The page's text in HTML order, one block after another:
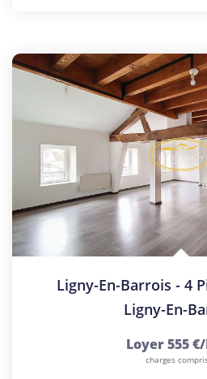
Ligny-En-Barrois - 4
Ligny-En-
Loyer 555
charges